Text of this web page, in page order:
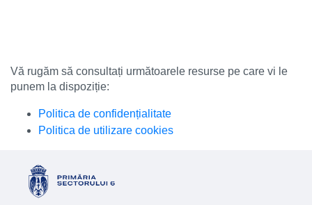
Vă rugăm să consultați următoarele resurse pe care vi le
punem la dispoziție:
Politica de confidențialitate
Politica de utilizare cookies